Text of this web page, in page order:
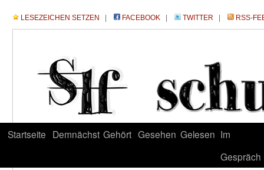
LESEZEICHEN SETZEN FACEBOOK TWITTER RSS-
Startseite Demnächst Gehört Gesehen Gelesen Im
Gespräch